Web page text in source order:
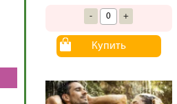
- +
Купить